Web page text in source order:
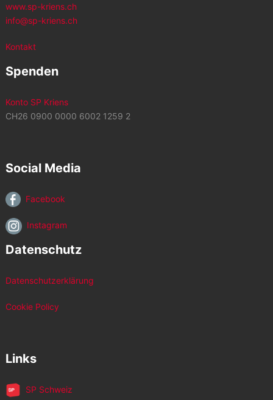
www.sp-kriens.ch
info@sp-kriens.ch
Kontakt
Spenden
Konto SP Kriens
CH26 0900 0000 6002 1259 2
Social Media
Facebook
Instagram
Datenschutz
Datenschutzerklärung
Cookie Policy
Links
SP Schweiz